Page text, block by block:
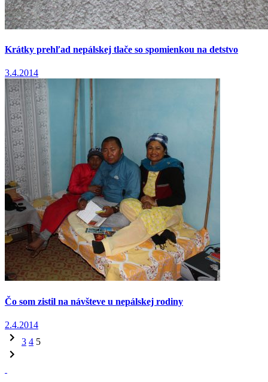
Krátky prehľad nepálskej tlače so spomienkou na detstvo
3.4.2014
Čo som zistil na návšteve u nepálskej rodiny
2.4.2014
3 4 5